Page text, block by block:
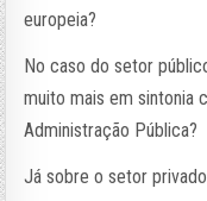
europeia?
No caso do setor
muito mais em sintonia
Administração Pública?
Já sobre o setor